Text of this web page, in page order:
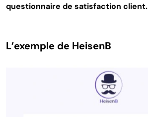
questionnaire de satisfaction client.
L’exemple de HeisenB